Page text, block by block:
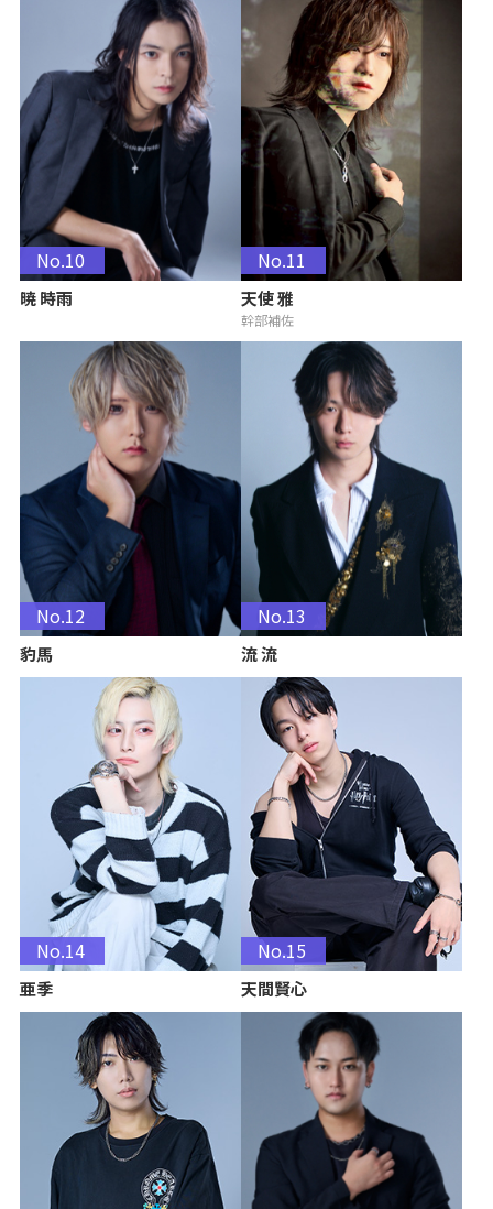
No.10
暁 時雨
No.11
天使 雅
幹部補佐
No.12
豹馬
No.13
流 流
No.14
亜季
No.15
天間賢心